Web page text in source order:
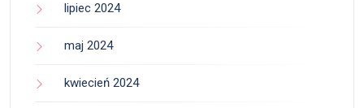
lipiec 2024
maj 2024
kwiecień 2024